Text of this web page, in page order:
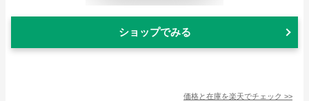
ショップでみる
価格と在庫を楽天でチェック >>